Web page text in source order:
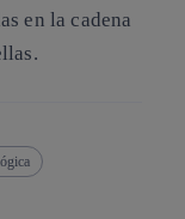
en la cadena